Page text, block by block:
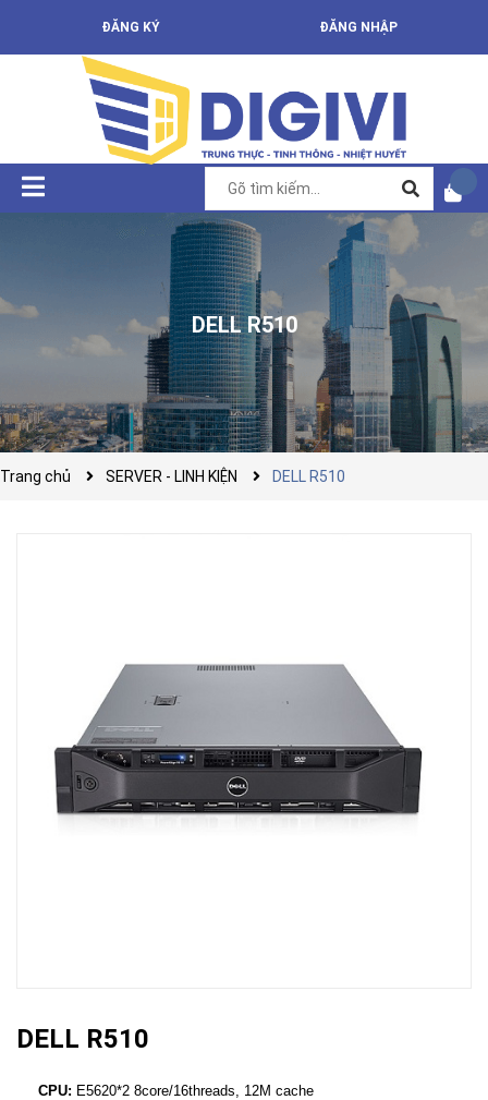
ĐĂNG KÝ ĐĂNG NHẬP
DELL R510
Trang chủ SERVER - LINH KIỆN DELL R510
DELL R510
CPU: E5620*2 8core/16threads, 12M cache